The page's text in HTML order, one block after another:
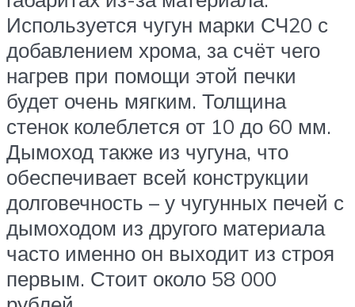
Используется чугун марки СЧ20 с
добавлением хрома, за счёт чего
нагрев при помощи этой печки
будет очень мягким. Толщина
стенок колеблется от 10 до 60 мм.
Дымоход также из чугуна, что
обеспечивает всей конструкции
долговечность – у чугунных печей с
дымоходом из другого материала
часто именно он выходит из строя
первым. Стоит около 58 000